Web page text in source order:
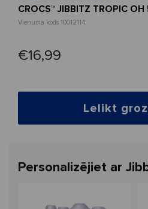
CROCS™ JIBBITZ TROPIC OH
Vienuma kods 10012114
€16,99
Lelikt
Personalizējiet ar